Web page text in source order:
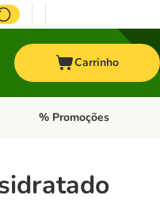
Carrinho
Outros animais
Abrir menu de categoria:
% Promoções